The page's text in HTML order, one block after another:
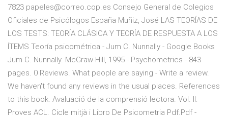
7823 papeles@correo.cop.es Consejo General de Colegios
Oficiales de Psicólogos España Muñiz, José LAS TEORÍAS DE
LOS TESTS: TEORÍA CLÁSICA Y TEORÍA DE RESPUESTA A LOS
ÍTEMS Teoría psicométrica - Jum C. Nunnally - Google Books
Jum C. Nunnally. McGraw-Hill, 1995 - Psychometrics - 843
pages. 0 Reviews. What people are saying - Write a review.
We haven't found any reviews in the usual places. References
to this book. Avaluació de la comprensió lectora. Vol. II:
Proves ACL. Cicle mitjà i Libro De Psicometria Pdf.Pdf -